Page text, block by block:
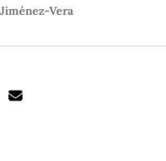
Vera